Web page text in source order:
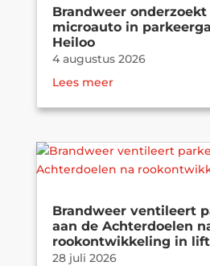
Brandweer
microauto in
Heiloo
4 augustus 2026
Lees meer
Brandweer ventileert
aan de Achterdoelen
rookontwikkeling in lift
28 juli 2026